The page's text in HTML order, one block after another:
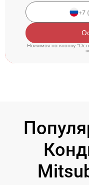
Нажимая на кнопку